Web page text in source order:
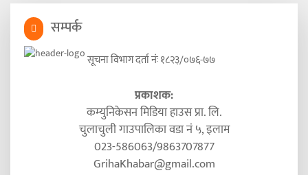
सम्पर्क
सूचना विभाग दर्ता नंः १८२३/०७६-७७
प्रकाशक:
कम्युनिकेसन मिडिया हाउस प्रा. लि.
चुलाचुली गाउपालिका वडा नं ५, इलाम
023-586063/9863707877
GrihaKhabar@gmail.com